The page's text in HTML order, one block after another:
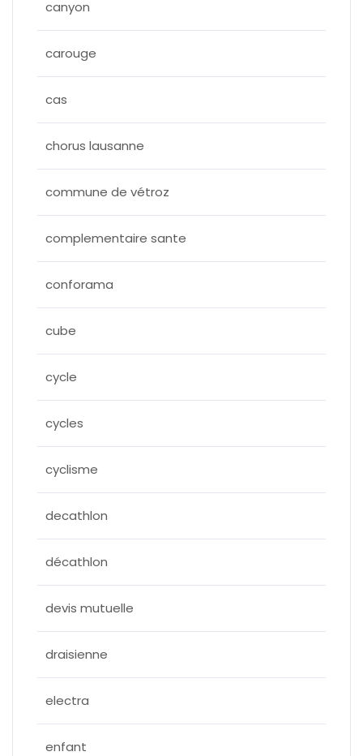
canyon
carouge
cas
chorus lausanne
commune de vétroz
complementaire sante
conforama
cube
cycle
cycles
cyclisme
decathlon
décathlon
devis mutuelle
draisienne
electra
enfant